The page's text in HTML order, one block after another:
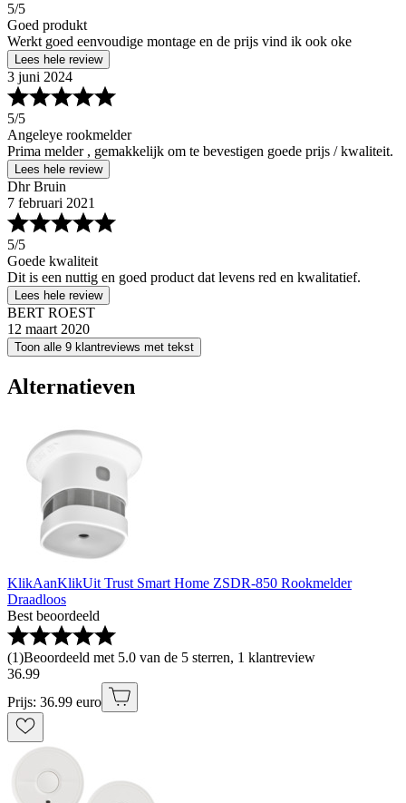
5/5
Goed produkt
Werkt goed eenvoudige montage en de prijs vind ik ook oke
Lees hele review
3 juni 2024
5/5
Angeleye rookmelder
Prima melder , gemakkelijk om te bevestigen goede prijs / kwaliteit.
Lees hele review
Dhr Bruin
7 februari 2021
5/5
Goede kwaliteit
Dit is een nuttig en goed product dat levens red en kwalitatief.
Lees hele review
BERT ROEST
12 maart 2020
Toon alle 9 klantreviews met tekst
Alternatieven
KlikAanKlikUit Trust Smart Home ZSDR-850 Rookmelder
Draadloos
Best beoordeeld
(1)Beoordeeld met 5.0 van de 5 sterren, 1 klantreview
36.99
Prijs: 36.99 euro